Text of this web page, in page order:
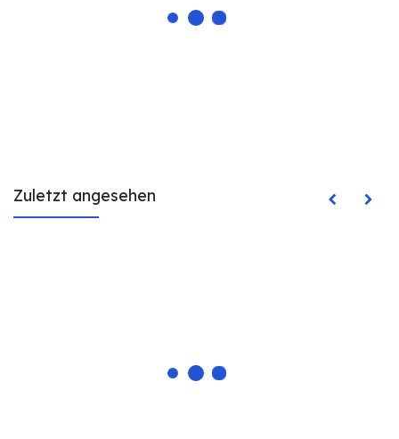
Zuletzt angesehen